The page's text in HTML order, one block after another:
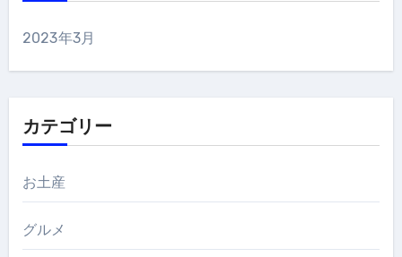
2023年3月
カテゴリー
お土産
グルメ